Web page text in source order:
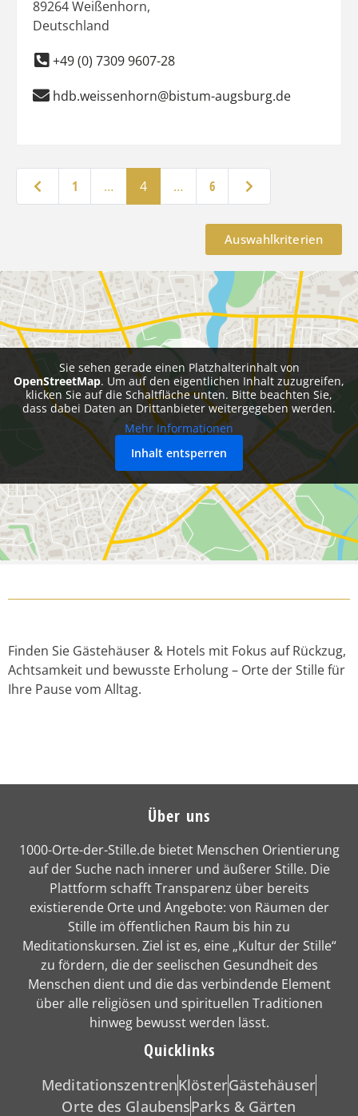
89264Weißenhorn,
Deutschland
+49 (0) 7309 9607-28
hdb.weissenhorn@bistum-augsburg.de
Neuere Beiträge
1 … 4 … 6 Ältere Beiträge
Auswahlkriterien
Sie sehen gerade einen Platzhalterinhalt von
OpenStreetMap. Um auf den eigentlichen Inhalt zuzugreifen,
klicken Sie auf die Schaltfläche unten. Bitte beachten Sie,
dass dabei Daten an Drittanbieter weitergegeben werden.
Mehr Informationen
Inhalt entsperren
Finden Sie Gästehäuser & Hotels mit Fokus auf Rückzug,
Achtsamkeit und bewusste Erholung – Orte der Stille für
Ihre Pause vom Alltag.
Über uns
1000-Orte-der-Stille.de bietet Menschen Orientierung
auf der Suche nach innerer und äußerer Stille. Die
Plattform schafft Transparenz über bereits
existierende Orte und Angebote: von Räumen der
Stille im öffentlichen Raum bis hin zu
Meditationskursen. Ziel ist es, eine „Kultur der Stille“
zu fördern, die der seelischen Gesundheit des
Menschen dient und die das verbindende Element
über alle religiösen und spirituellen Traditionen
hinweg bewusst werden lässt.
Quicklinks
MeditationszentrenKlösterGästehäuser
Orte des GlaubensParks & Gärten